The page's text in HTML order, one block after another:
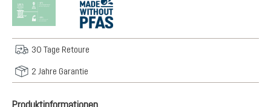
30 Tage Retoure
2 Jahre Garantie
Produktinformationen